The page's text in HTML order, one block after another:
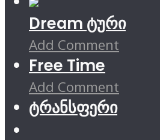
Dream ტური
Add Comment
Free Time
Add Comment
ტრანსფერი